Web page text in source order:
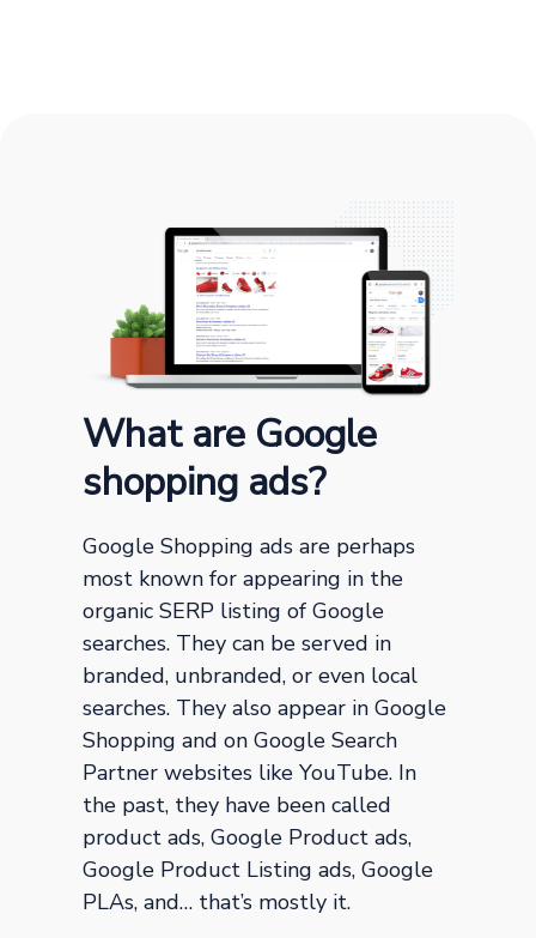
What are Google
shopping ads?
Google Shopping ads are perhaps
most known for appearing in the
organic SERP listing of Google
searches. They can be served in
branded, unbranded, or even local
searches. They also appear in Google
Shopping and on Google Search
Partner websites like YouTube. In
the past, they have been called
product ads, Google Product ads,
Google Product Listing ads, Google
PLAs, and… that’s mostly it.